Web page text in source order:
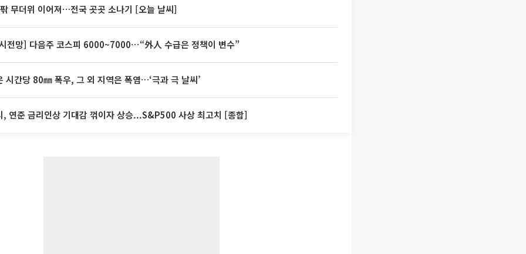
무더위 이어져…전국 곳곳 소나기 [오늘 날씨]
전망] 다음주 코스피 6000~7000⋯“外人 수급은 정책이 변수”
시간당 80㎜ 폭우, 그 외 지역은 폭염…‘극과 극 날씨’
, 연준 금리인상 기대감 꺾이자 상승...S&P500 사상 최고치 [종합]